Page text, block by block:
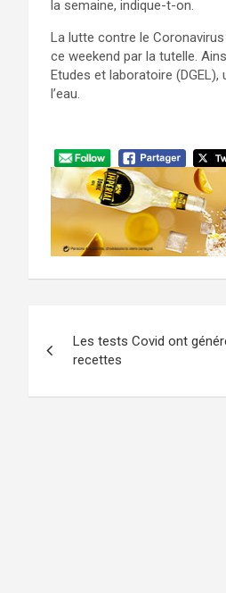
la semaine, indique-t-on.
La lutte contre le
ce weekend par la tutelle.
Etudes et laboratoire
l’eau.
de
l’article
Les tests Covid ont
recettes